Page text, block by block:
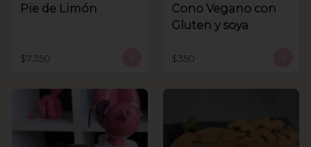
Pie de Limón
$7.350
Cono Vegano con
Gluten y soya
$350